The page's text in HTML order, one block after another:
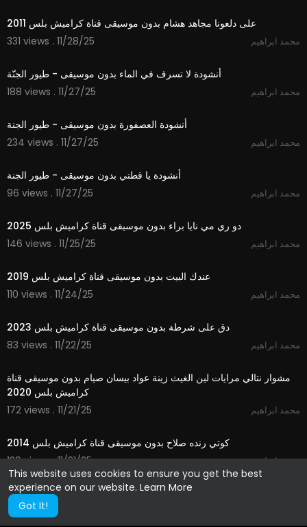
This website uses cookies to ensure you get the best
experience on our website. Learn More
Got It!
على دلعونا مجاهد هشام بدون موسيقى قناة كراميش بلس 2011
331 views . 11/28/25
محمد ابراهيم
أنشودة لا تسرف في الماء بدون موسيقى - طيور الجنّة
188 views . 11/27/25
محمد ابراهيم
أنشودة العصفورة بدون موسيقى - طيور الجنة
234 views . 11/27/25
محمد ابراهيم
أنشودة يا قطتي بدون موسيقى - طيور الجنة
96 views . 11/27/25
محمد ابراهيم
دو ري مي نايا براء بدون موسيقى قناة كراميش بلس 2025
146 views . 11/25/25
محمد ابراهيم
عندك البيت بدون موسيقى قناة كراميش بلس 2019
110 views . 11/24/25
محمد ابراهيم
دق على شرطة بدون موسيقى قناة كراميش بلس 2023
83 views . 11/22/25
محمد ابراهيم
مشوار نتالي مرايات لين الغيث زينة عواد بيسان صيام بدون موسيقى قناة
كراميش بلس 2020
172 views . 11/21/25
محمد ابراهيم
كوتي رنده صلاح بدون موسيقى قناة كراميش بلس 2014
129 views . 11/21/25
محمد ابراهيم